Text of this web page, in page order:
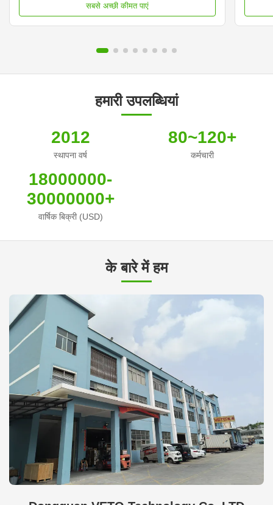
Display dimension 585.6mm *48.19mm Display
Color 16.7M Backlight LED backlight Operation
सबसे अच्छी कीमत पाएं
हमारी उपलब्धियां
2012
स्थापना वर्ष
80~120+
कर्मचारी
18000000-
30000000+
वार्षिक बिक्री (USD)
के बारे में हम